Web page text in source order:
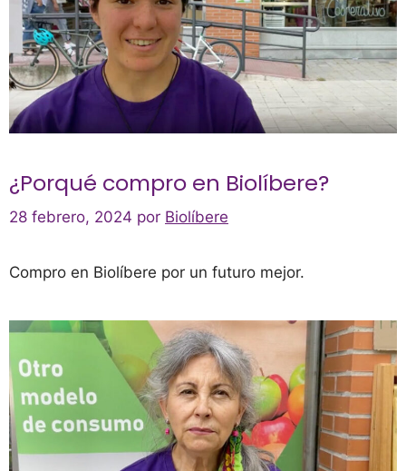
¿Porqué compro en Biolíbere?
28 febrero, 2024 por Biolíbere
Compro en Biolíbere por un futuro mejor.